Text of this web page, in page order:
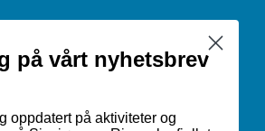
på vårt nyhetsbrev
oppdatert på aktiviteter og